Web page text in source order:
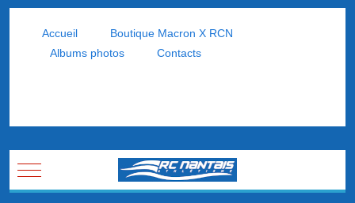
Accueil
Boutique Macron X RCN
Albums photos
Contacts
Mobile Menu Toggle